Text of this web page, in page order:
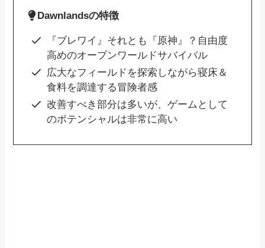
Dawnlandsの特徴
『ブレワイ』それとも『原神』？自由度
高めのオープンワールドサバイバル
広大なフィールドを探索しながら寝床＆
食料を調達する冒険者感
改善すべき部分は多いが、ゲームとして
のポテンシャルは非常に高い